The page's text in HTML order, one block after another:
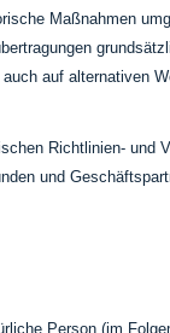
Maßnahmen
auf alternativen
Richtlinien- und
und
Person (im